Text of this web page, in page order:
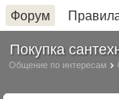
Форум
Покупка
Общение по интересам